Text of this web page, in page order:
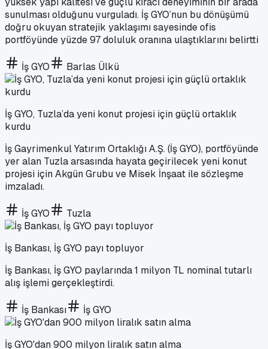
sunulması olduğunu vurguladı. İş GYO’nun bu dönüşümü
doğru okuyan stratejik yaklaşımı sayesinde ofis
portföyünde yüzde 97 doluluk oranına ulaştıklarını belirtti
İş GYO Barlas Ülkü
İş GYO, Tuzla’da yeni konut projesi için güçlü ortaklık
kurdu
İş Gayrimenkul Yatırım Ortaklığı A.Ş. (İş GYO), portföyünde
yer alan Tuzla arsasında hayata geçirilecek yeni konut
projesi için Akgün Grubu ve Misek İnşaat ile sözleşme
imzaladı.
İş GYO Tuzla
İş Bankası, İş GYO payı topluyor
İş Bankası, İş GYO paylarında 1 milyon TL nominal tutarlı
alış işlemi gerçekleştirdi.
İş Bankası İş GYO
İş GYO'dan 900 milyon liralık satın alma